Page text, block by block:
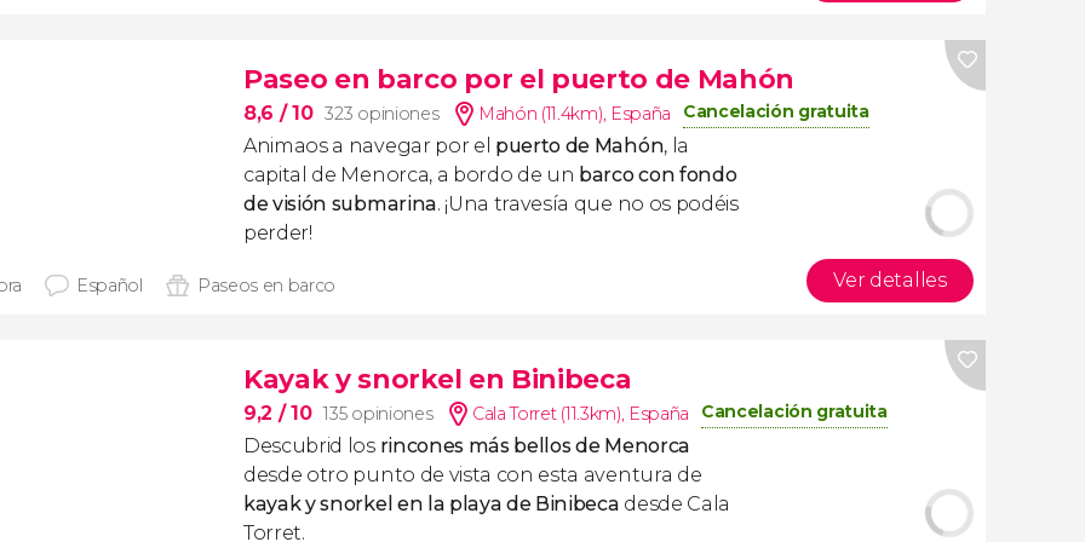
Paseo en barco por el puerto de Mahón
8,6 / 10 323 opiniones Mahón (11.4km), España Cancelación gratuita
Animaos a navegar por el puerto de Mahón, la
capital de Menorca, a bordo de un barco con fondo
de visión submarina. ¡Una travesía que no os podéis
perder!
Español Paseos en barco Ver detalles
Kayak y snorkel en Binibeca
9,2 / 10 135 opiniones Cala Torret (11.3km), España Cancelación gratuita
Descubrid losrincones más bellos de Menorca
desde otro punto de vista con esta aventura de
kayak y snorkel en la playa de Binibeca desde Cala
Torret.